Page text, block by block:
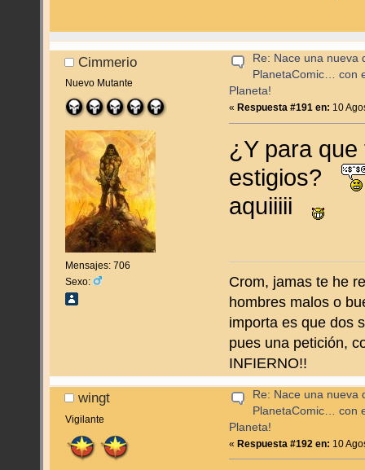
Cimmerio
Nuevo Mutante
Mensajes: 706
Sexo:
Re: Nace una nueva
PlanetaComic… con
Planeta!
« Respuesta #191 en: 10
¿Y para
estigios?
aquiiiii
Crom, jamas te he
hombres malos o
importa es que dos
pues una petición,
INFIERNO!!
wingt
Vigilante
Re: Nace una nueva
PlanetaComic… con
Planeta!
« Respuesta #192 en: 10